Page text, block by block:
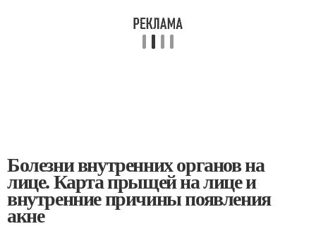
Болезни внутренних органов на
лице. Карта прыщей на лице и
внутренние причины появления
акне